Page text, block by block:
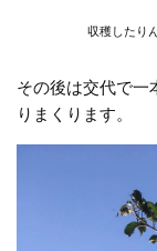
収穫したり
その後は交代で一
りまくります。